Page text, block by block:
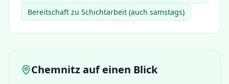
Bereitschaft zu Schichtarbeit (auch samstags)
Chemnitzauf einen Blick